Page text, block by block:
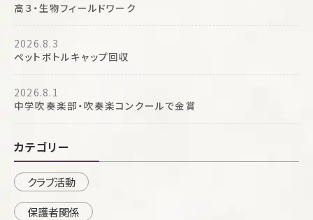
高３・生物フィールドワーク
2026.8.3
ペットボトルキャップ回収
2026.8.1
中学吹奏楽部・吹奏楽コンクールで金賞
カテゴリー
クラブ活動
保護者関係